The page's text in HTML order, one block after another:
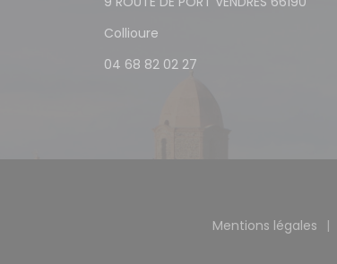
Collioure((ouvre une nouvelle
04 68 82 02 27
Mentions légales
((ouvre